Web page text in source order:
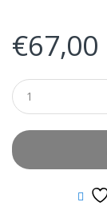
€67,00